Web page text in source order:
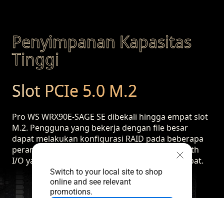
Switch to your local site to shop
online and see relevant
promotions.
Penyimpanan Kapasitas
Tinggi
Slot PCIe 5.0 M.2
Pro WS WRX90E-SAGE SE dibekali hingga empat slot
M.2. Pengguna yang bekerja dengan file besar
dapat melakukan konfigurasi RAID pada beberapa
perangkat NVMe untuk mendapatkan bandwidth
I/O yang tinggi sekaligus transfer data yang cepat.